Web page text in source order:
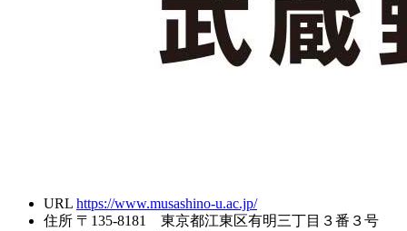
URL https://www.musashino-u.ac.jp/
住所 〒135-8181 東京都江東区有明三丁目３番３号